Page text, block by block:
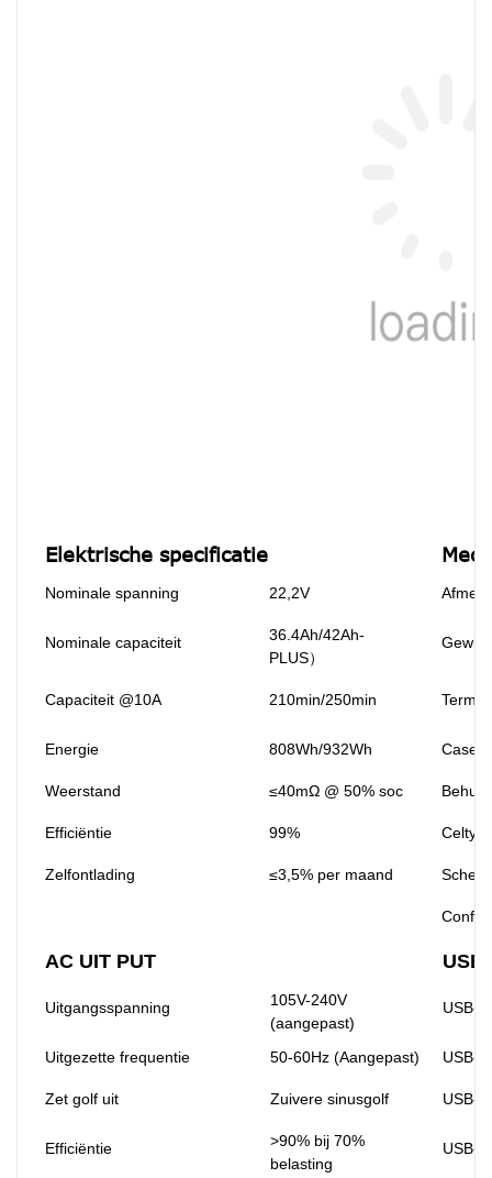
Elektrische specificatie
Nominale spanning 22,2V
Nominale capaciteit
36.4Ah/42Ah-
PLUS）
Capaciteit @10A 210min/250min
Energie 808Wh/932Wh Case
Weerstand ≤40mΩ @ 50% soc
Efficiëntie 99%
Zelfontlading ≤3,5% per maand
AC UIT PUT
Uitgangsspanning
105V-240V
(aangepast)
USB-1
Uitgezette frequentie 50-60Hz (Aangepast) USB-2
Zet golf uit Zuivere sinusgolf USB-
Efficiëntie
>90% bij 70%
belasting
USB-